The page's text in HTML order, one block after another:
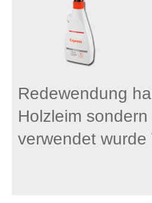
Redewendung
Holzleim
verwendet